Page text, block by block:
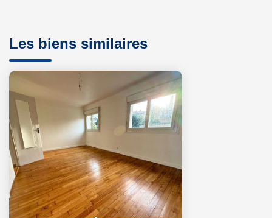
Les biens similaires